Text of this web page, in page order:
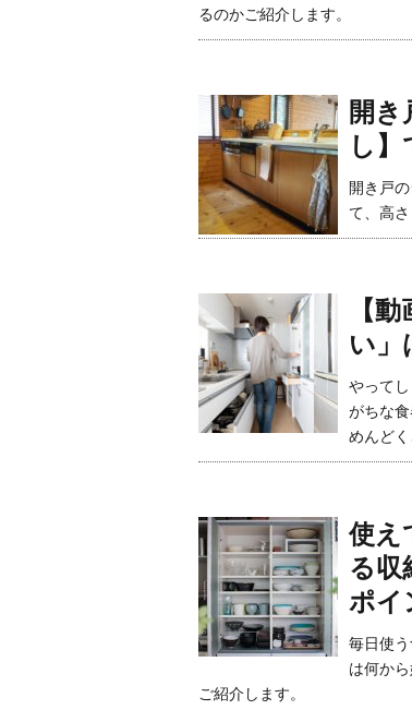
るのかご紹介します。
開き
し
開き戸
て、高
【
い」
やって
がちな
めんど
使え
る
ポイ
毎日使
は何か
ご紹介します。